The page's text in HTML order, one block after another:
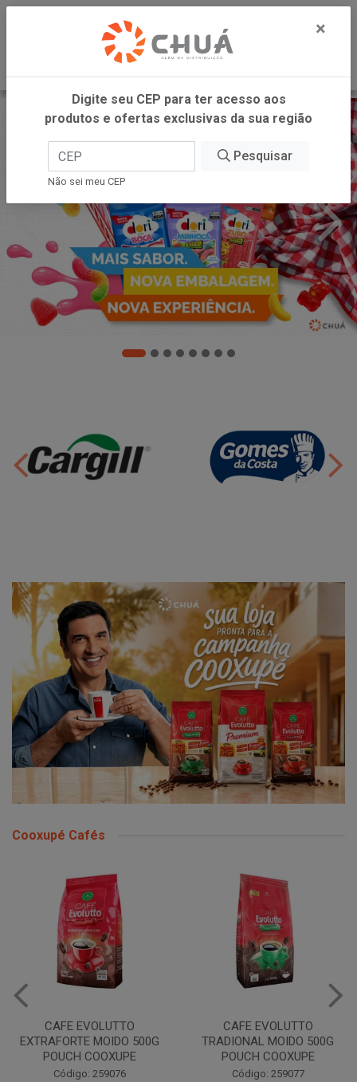
Cooxupé Cafés
CAFE EVOLUTTO
EXTRAFORTE MOIDO 500G
POUCH COOXUPE
Código: 259076
CAFE EVOLUTTO
TRADIONAL MOIDO 500G
POUCH COOXUPE
Código: 259077
×
Digite seu CEP para ter acesso aos
produtos e ofertas exclusivas da sua região
Pesquisar
Não sei meu CEP